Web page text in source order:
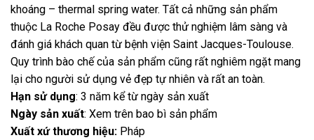
khoáng – thermal spring water. Tất cả những sản phẩm
thuộc La Roche Posay đều được thử nghiệm lâm sàng và
đánh giá khách quan từ bệnh viện Saint Jacques-Toulouse.
Quy trình bào chế của sản phẩm cũng rất nghiêm ngặt mang
lại cho người sử dụng vẻ đẹp tự nhiên và rất an toàn.
Hạn sử dụng: 3 năm kể từ ngày sản xuất
Ngày sản xuất: Xem trên bao bì sản phẩm
Xuất xứ thương hiệu: Pháp